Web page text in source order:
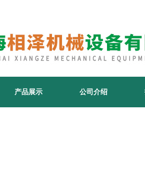
产品展示 公司介绍